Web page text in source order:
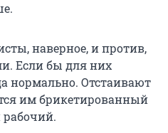
наверное, и против,
Если бы для них
нормально. Отстаивают
им брикетированный
рабочий.